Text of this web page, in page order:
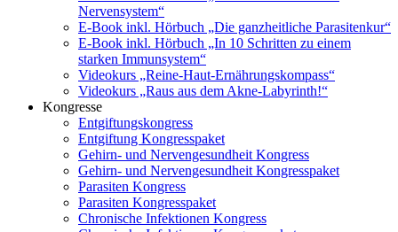
Nervensystem“
E-Book inkl. Hörbuch „Die ganzheitliche Parasitenkur“
E-Book inkl. Hörbuch „In 10 Schritten zu einem
starken Immunsystem“
Videokurs „Reine-Haut-Ernährungskompass“
Videokurs „Raus aus dem Akne-Labyrinth!“
Kongresse
Entgiftungskongress
Entgiftung Kongresspaket
Gehirn- und Nervengesundheit Kongress
Gehirn- und Nervengesundheit Kongresspaket
Parasiten Kongress
Parasiten Kongresspaket
Chronische Infektionen Kongress